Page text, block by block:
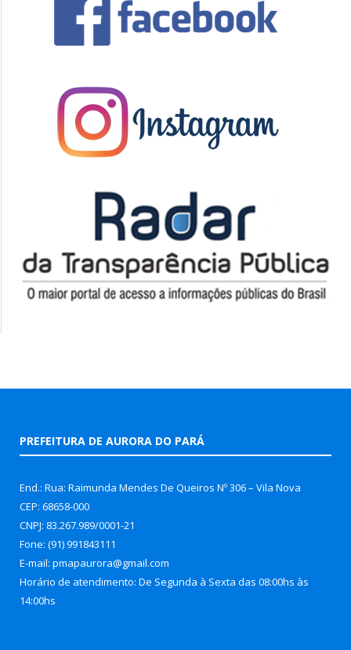
PREFEITURA DE AURORA DO PARÁ
End.: Rua: Raimunda Mendes De Queiros Nº 306 – Vila Nova
CEP: 68658-000
CNPJ: 83.267.989/0001-21
Fone: (91) 991843111
E-mail: pmapaurora@gmail.com
Horário de atendimento: De Segunda à Sexta das 08:00hs às
14:00hs